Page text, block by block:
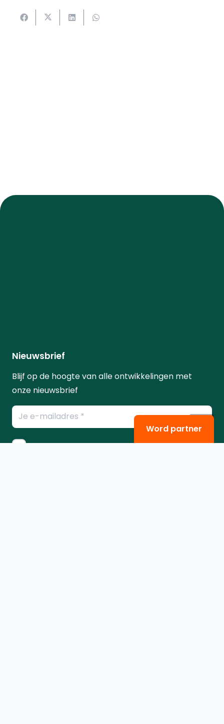
Nieuwsbrief
Blijf op de hoogte van alle ontwikkelingen met
onze nieuwsbrief
E-
mailadres
*
Instemming
Ik ga akkoord met hetprivacybeleid.*
Word partner